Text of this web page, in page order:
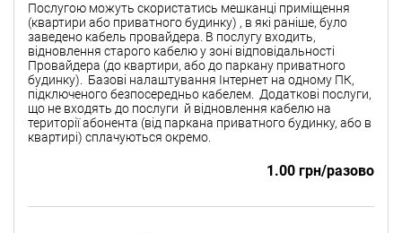
Послугою можуть скористатись мешканці приміщення
(квартири або приватного будинку) , в які раніше, було
заведено кабель провайдера. В послугу входить,
відновлення старого кабелю у зоні відповідальності
Провайдера (до квартири, або до паркану приватного
будинку). Базові налаштування Інтернет на одному ПК,
підключеного безпосередньо кабелем. Додаткові послуги,
що не входять до послуги й відновлення кабелю на
території абонента (від паркана приватного будинку, або в
квартирі) сплачуються окремо.
1.00 грн/разово